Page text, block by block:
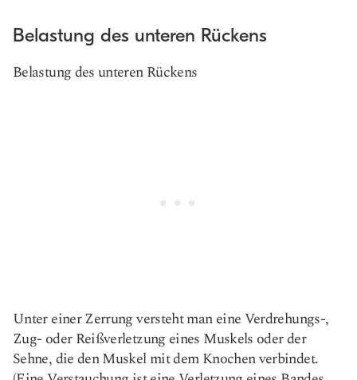
Belastung des unteren Rückens
Belastung des unteren Rückens
Unter einer Zerrung versteht man eine Verdrehungs-,
Zug- oder Reißverletzung eines Muskels oder der
Sehne, die den Muskel mit dem Knochen verbindet.